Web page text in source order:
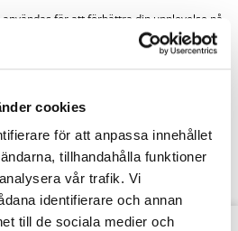
cookies
för att anpassa innehållet
tillhandahålla funktioner
vår trafik. Vi
identifierare och annan
till de sociala medier och
för att förbättra din upplevelse på
till ditt konto och för andra ändamål som